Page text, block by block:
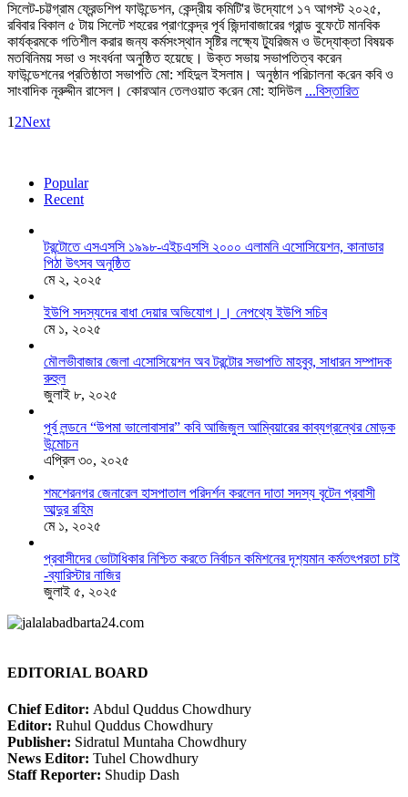
সিলেট-চট্টগ্রাম ফ্রেন্ডশিপ ফাউন্ডেশন, কেন্দ্রীয় কমিটি'র উদ্যোগে ১৭ আগস্ট ২০২৫,
রবিবার বিকাল ৫ টায় সিলেট শহরের প্রাণকেন্দ্র পূর্ব জিন্দাবাজারের গ্রান্ড বুফেটে মানবিক
কার্যক্রমকে গতিশীল করার জন্য কর্মসংস্থান সৃষ্টির লক্ষ্যে ট্যুরিজম ও উদ্যোক্তা বিষয়ক
মতবিনিময় সভা ও সংবর্ধনা অনুষ্ঠিত হয়েছে। উক্ত সভায় সভাপতিত্ব করেন
ফাউন্ডেশনের প্রতিষ্ঠাতা সভাপতি মো: শহিদুল ইসলাম। অনুষ্ঠান পরিচালনা ক‌রেন কবি ও
সাংবাদিক নূরুদ্দীন রাসেল। কোরআন তেলওয়াত ক‌রেন মো: হা‌দিউল ...বিস্তারিত
1 2Next
Popular
Recent
টরন্টোতে এসএসসি ১৯৯৮-এইচএসসি ২০০০ এলামনি এসোসিয়েশন, কানাডার
পিঠা উৎসব অনুষ্ঠিত
মে ২, ২০২৫
ইউপি সদস্যদের বাধা দেয়ার অভিযোগ।। নেপথ্যে ইউপি সচিব
মে ১, ২০২৫
মৌলভীবাজার জেলা এসোসিয়েশন অব টরন্টোর সভাপতি মাহবুব, সাধারন সম্পাদক
রুহুল
জুলাই ৮, ২০২৫
পূর্ব লন্ডনে “উপমা ভালোবাসার” কবি আজিজুল আম্বিয়ারের কাব্যগ্রন্থের মোড়ক
উন্মোচন
এপ্রিল ৩০, ২০২৫
শমশেরনগর জেনারেল হাসপাতাল পরিদর্শন করলেন দাতা সদস্য বৃটেন প্রবাসী
আব্দুর রহিম
মে ১, ২০২৫
প্রবাসীদের ভোটাধিকার নিশ্চিত করতে নির্বাচন কমিশনের দৃশ‍্যমান কর্মতৎপরতা চাই
-ব্যারিস্টার নাজির
জুলাই ৫, ২০২৫
EDITORIAL BOARD
Chief Editor: Abdul Quddus Chowdhury
Editor: Ruhul Quddus Chowdhury
Publisher: Sidratul Muntaha Chowdhury
News Editor: Tuhel Chowdhury
Staff Reporter: Shudip Dash